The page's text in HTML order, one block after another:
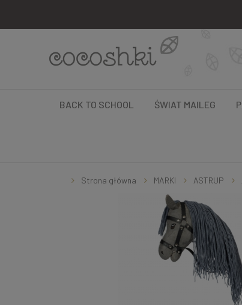
BACK TO SCHOOL ŚWIAT MAILEG
Strona główna MARKI ASTRUP